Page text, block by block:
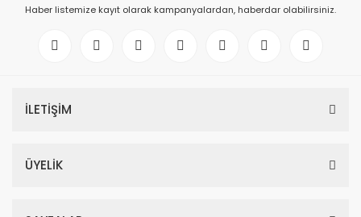
Haber listemize kayıt olarak kampanyalardan, haberdar olabilirsiniz.
İLETİŞİM
ÜYELİK